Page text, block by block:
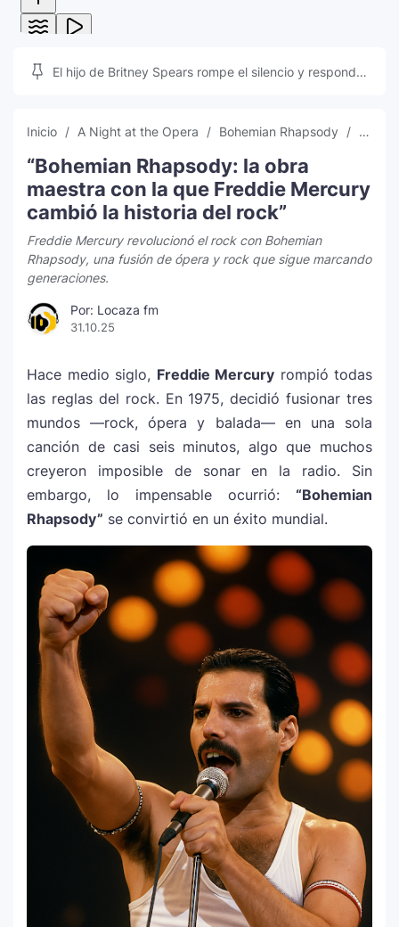
El hijo de Britney Spears rompe el silencio y responde
Inicio A Night at the Opera Bohemian Rhapsody Brian
“Bohemian Rhapsody: la obra
maestra con la que Freddie Mercury
cambió la historia del rock”
Freddie Mercury revolucionó el rock con Bohemian
Rhapsody, una fusión de ópera y rock que sigue marcando
generaciones.
Por: Locaza fm
31.10.25
Hace medio siglo, Freddie Mercury rompió todas
las reglas del rock. En 1975, decidió fusionar tres
mundos —rock, ópera y balada— en una sola
canción de casi seis minutos, algo que muchos
creyeron imposible de sonar en la radio. Sin
embargo, lo impensable ocurrió: “Bohemian
Rhapsody” se convirtió en un éxito mundial.
La historia secreta de “Te Boté”: cómo
Bad Bunny convirtió una canción de
despecho en un himno para Puerto Rico
Ariana Grande revive la era Dangerous
Woman con edición especial y sorprende
con nuevo álbum